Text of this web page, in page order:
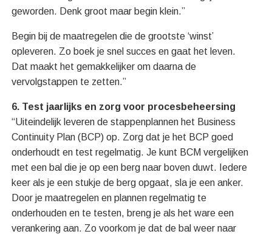
geworden. Denk groot maar begin klein.”
Begin bij de maatregelen die de grootste ‘winst’
opleveren. Zo boek je snel succes en gaat het leven.
Dat maakt het gemakkelijker om daarna de
vervolgstappen te zetten.”
6. Test jaarlijks en zorg voor procesbeheersing
“Uiteindelijk leveren de stappenplannen het Business
Continuity Plan (BCP) op. Zorg dat je het BCP goed
onderhoudt en test regelmatig. Je kunt BCM vergelijken
met een bal die je op een berg naar boven duwt. Iedere
keer als je een stukje de berg opgaat, sla je een anker.
Door je maatregelen en plannen regelmatig te
onderhouden en te testen, breng je als het ware een
verankering aan. Zo voorkom je dat de bal weer naar